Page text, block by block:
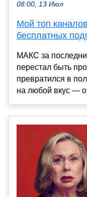
08:00, 13 Июл
Мой топ
бесплатных
МАКС за
перестал быть
превратился в
на любой вкус —